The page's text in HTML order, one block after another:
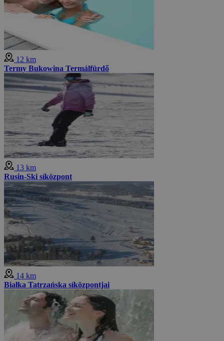
12 km
Termy Bukowina Termálfürdő
13 km
Rusin-Ski síközpont
14 km
Białka Tatrzańska síközpontjai